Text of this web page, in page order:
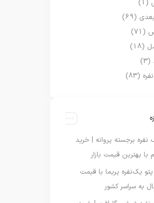
(1)
(69)
(71)
(18)
(3)
(83)
برجسته پروانه | خرید
بهترین قیمت بازار
یک‌نفره پریما با قیمت
به سراسر کشور